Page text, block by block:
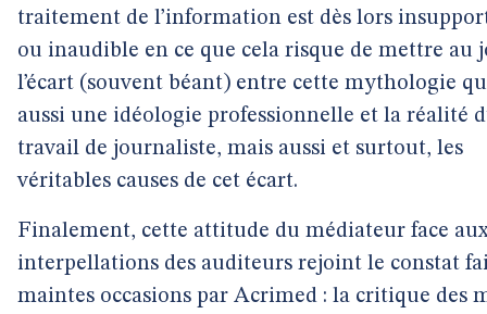
traitement de l’information est dès lors
ou inaudible en ce que cela risque de mettre au
l’écart (souvent béant) entre cette mythologie
aussi une idéologie professionnelle et la réalité
travail de journaliste, mais aussi et surtout, les
véritables causes de cet écart.
Finalement, cette attitude du médiateur face
interpellations des auditeurs rejoint le constat
maintes occasions par Acrimed : la critique des